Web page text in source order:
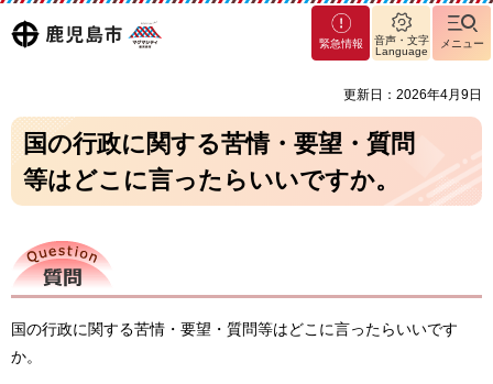
鹿児島
マグ
マシ
緊急情報
音声・文字
Language
メニュー
更新日：2026年4月9日
国の行政に関する苦情・要望・質問
等はどこに言ったらいいですか。
質問
国の行政に関する苦情・要望・質問等はどこに言ったらいいです
か。